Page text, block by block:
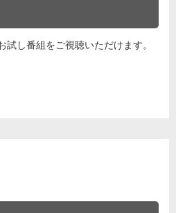
試し番組をご視聴いただけます。